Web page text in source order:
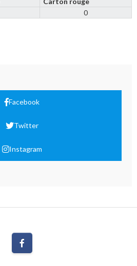
0
Facebook
Twitter
Instagram